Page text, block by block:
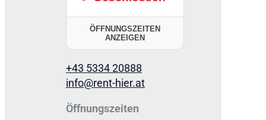
ÖFFNUNGSZEITEN
ANZEIGEN
+43 5334 20888
info@rent-hier.at
Öffnungszeiten